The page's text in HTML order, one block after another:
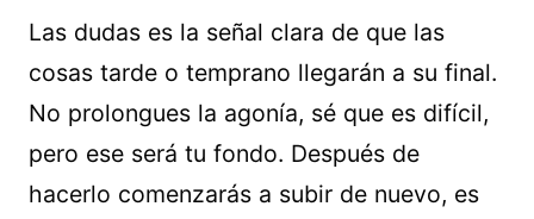
Las dudas es la señal clara de que las
cosas tarde o temprano llegarán a su final.
No prolongues la agonía, sé que es difícil,
pero ese será tu fondo. Después de
hacerlo comenzarás a subir de nuevo, es